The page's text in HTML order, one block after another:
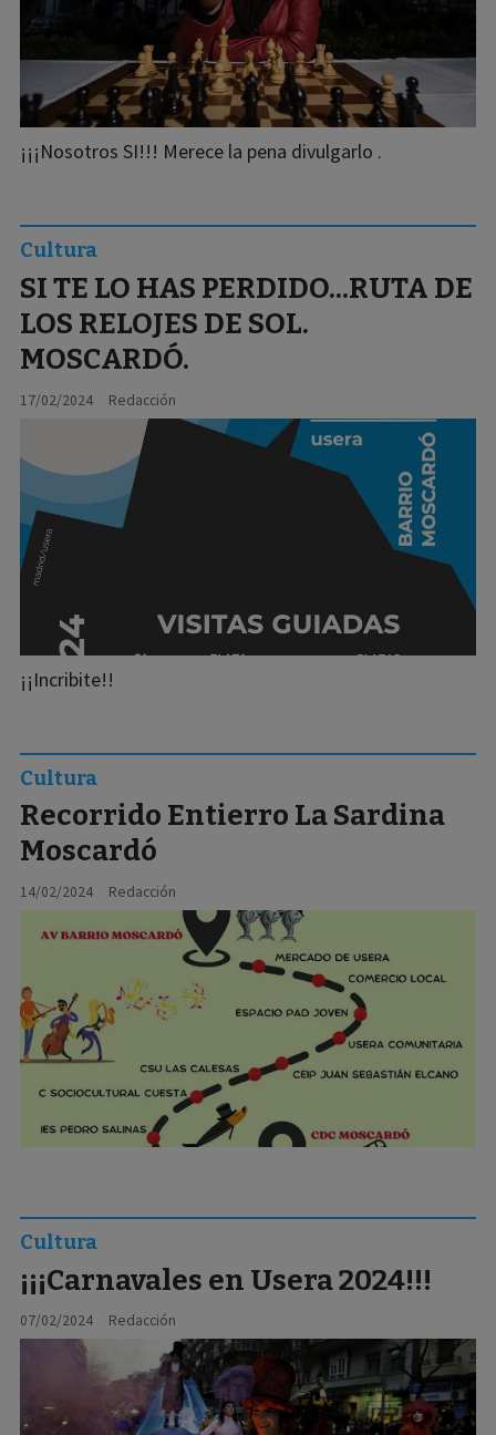
¡¡¡Nosotros SI!!! Merece la pena divulgarlo .
SI TE LO HAS PERDIDO...RUTA DE
LOS RELOJES DE SOL.
MOSCARDÓ.
Redacción
Cultura
17/02/2024
¡¡Incribite!!
Recorrido Entierro La Sardina
Moscardó
Redacción
Cultura
14/02/2024
¡¡¡Carnavales en Usera 2024!!!
Redacción
Cultura
07/02/2024